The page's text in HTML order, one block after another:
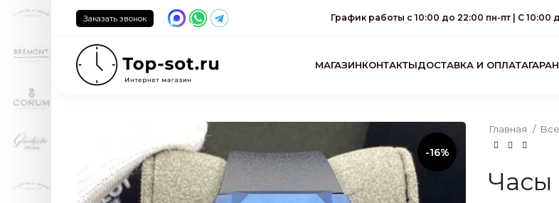
Заказать звонок График работы с 10:00 до 22:00 пн-пт | С 10:00
МАГАЗИНКОНТАКТЫДОСТАВКА И ОПЛАТА
-16%
Главная
Часы